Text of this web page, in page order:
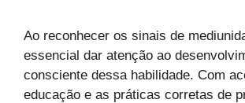
Ao reconhecer os sinais de
essencial dar atenção ao
consciente dessa habilidade. Com
educação e as práticas corretas de